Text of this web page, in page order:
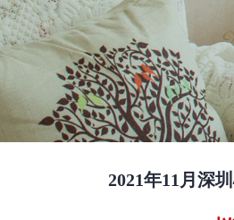
2021年11月深